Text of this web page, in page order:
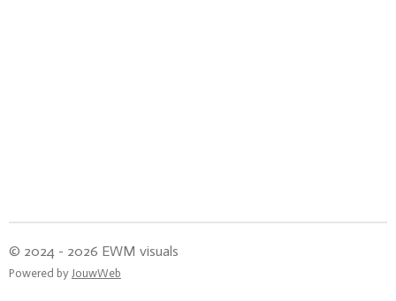
© 2024 - 2026 EWM visuals
Powered by JouwWeb